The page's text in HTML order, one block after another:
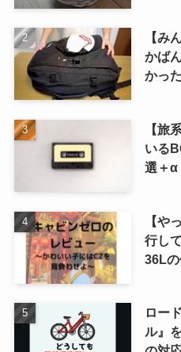
【み
かば
かっ
【旅
いる
選＋α
【や
行し
36Lの
ロー
ル』